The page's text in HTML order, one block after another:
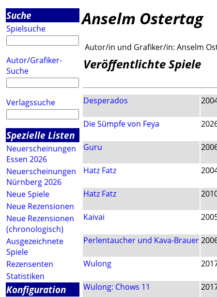
Suche
Spielsuche
Autor/Grafiker-
Suche
Verlagssuche
Spezielle Listen
Neuerscheinungen
Essen 2026
Neuerscheinungen
Nürnberg 2026
Neue Spiele
Neue Rezensionen
Neue Rezensionen
(chronologisch)
Ausgezeichnete
Spiele
Rezensenten
Statistiken
Konfiguration
Anselm Ostertag
Autor/in und Grafiker/in: Anselm
Veröffentlichte Spiele
Desperados
Die Sümpfe von Feya
Guru
Hatz Fatz
Hatz Fatz
Kaivai
Perlentaucher und Kava-Brauer
Wulong
Wulong: Chows 11